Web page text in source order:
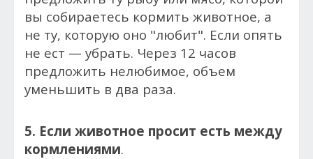
вы собираетесь кормить животное, а
не ту, которую оно "любит". Если опять
не ест — убрать. Через 12 часов
предложить нелюбимое, объем
уменьшить в два раза.
5. Если животное просит есть между
кормлениями.